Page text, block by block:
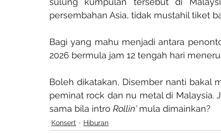
persembahan Asia, tidak mustahil tiket
Bagi yang mahu menjadi antara
2026 bermula jam 12 tengah hari
Boleh dikatakan, Disember nanti bakal
peminat rock dan nu metal di Malaysia.
sama bila intro Rollin' mula dimainkan?
Konsert Hiburan